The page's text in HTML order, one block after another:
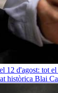
12 d'agost: tot el
històrica Blai